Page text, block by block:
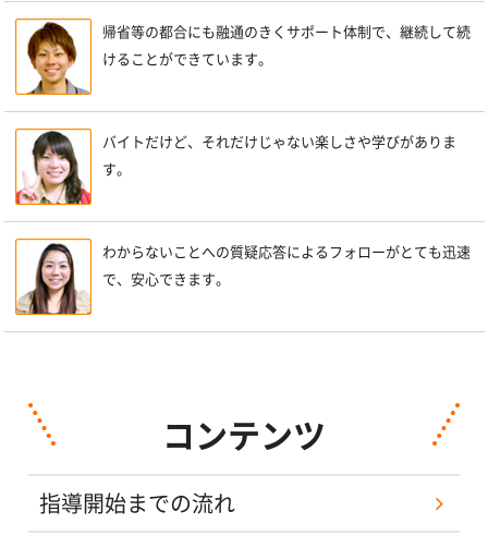
帰省等の都合にも融通のきくサポート体制で、継続して続
けることができています。
バイトだけど、それだけじゃない楽しさや学びがありま
す。
わからないことへの質疑応答によるフォローがとても迅速
で、安心できます。
コンテンツ
指導開始までの流れ